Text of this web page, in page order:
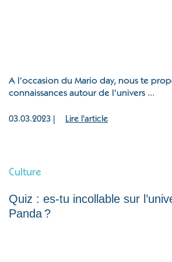
A l’occasion du Mario day, nous te
connaissances autour de l’univers ...
03.03.2023 | Lire l'article
Culture
Quiz : es-tu incollable sur
Panda ?